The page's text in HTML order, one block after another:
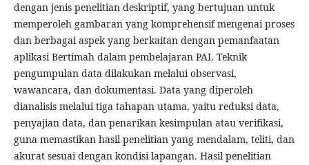
dengan jenis penelitian deskriptif, yang bertujuan untuk
memperoleh gambaran yang komprehensif mengenai proses
dan berbagai aspek yang berkaitan dengan pemanfaatan
aplikasi Bertimah dalam pembelajaran PAI. Teknik
pengumpulan data dilakukan melalui observasi,
wawancara, dan dokumentasi. Data yang diperoleh
dianalisis melalui tiga tahapan utama, yaitu reduksi data,
penyajian data, dan penarikan kesimpulan atau verifikasi,
guna memastikan hasil penelitian yang mendalam, teliti, dan
akurat sesuai dengan kondisi lapangan. Hasil penelitian